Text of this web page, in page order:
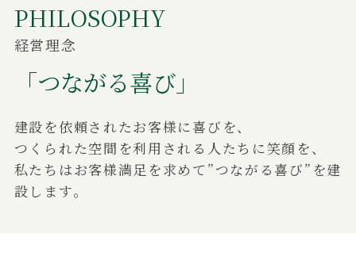
PHILOSOPHY
経営理念
「つながる喜び」
建設を依頼されたお客様に喜びを、
つくられた空間を利用される人たちに笑顔を、
私たちはお客様満足を求めて”つながる喜び”を建
設します。